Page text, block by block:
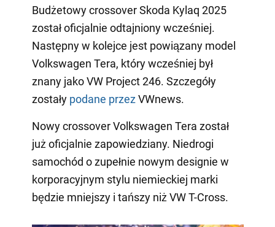
Budżetowy crossover Skoda Kylaq 2025
został oficjalnie odtajniony wcześniej.
Następny w kolejce jest powiązany model
Volkswagen Tera, który wcześniej był
znany jako VW Project 246. Szczegóły
zostały podane przezVWnews.
Nowy crossover Volkswagen Tera został
już oficjalnie zapowiedziany. Niedrogi
samochód o zupełnie nowym designie w
korporacyjnym stylu niemieckiej marki
będzie mniejszy i tańszy niż VW T-Cross.